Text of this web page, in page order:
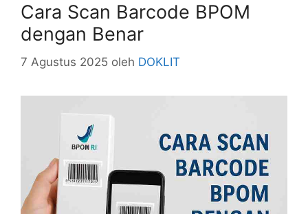
Cara Scan Barcode BPOM
dengan Benar
7 Agustus 2025 oleh DOKLIT